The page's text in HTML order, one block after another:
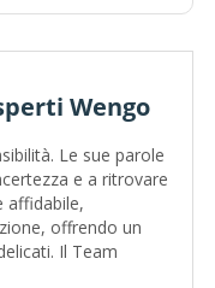
Wengo
Le sue parole
e a ritrovare
affidabile,
offrendo un
Il Team